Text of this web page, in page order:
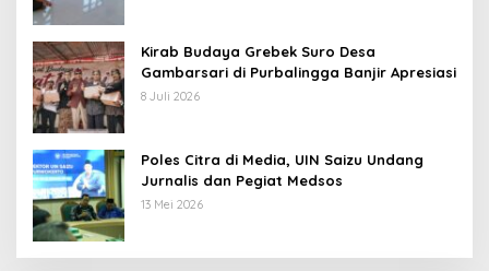
Kirab Budaya Grebek Suro Desa
Gambarsari di Purbalingga Banjir Apresiasi
8 Juli 2026
Poles Citra di Media, UIN Saizu Undang
Jurnalis dan Pegiat Medsos
13 Mei 2026